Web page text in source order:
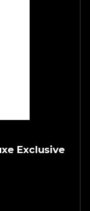
Exclusive